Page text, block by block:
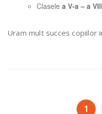
Clasele a V-a – a
Uram mult succes copiilor
1